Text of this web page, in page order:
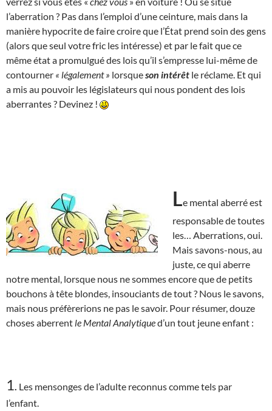
l’aberration ? Pas dans l’emploi d’une ceinture, mais dans la
manière hypocrite de faire croire que l’État prend soin des gens
(alors que seul votre fric les intéresse) et par le fait que ce
même état a promulgué des lois qu’il s’empresse lui-même de
contourner « légalement » lorsqueson intérêt le réclame. Et qui
a mis au pouvoir les législateurs qui nous pondent des lois
aberrantes ? Devinez !
Le mental aberré est
responsable de toutes
les… Aberrations, oui.
Mais savons-nous, au
juste, ce qui aberre
notre mental, lorsque nous ne sommes encore que de petits
bouchons à tête blondes, insouciants de tout ? Nous le savons,
mais nous préfèrerions ne pas le savoir. Pour résumer, douze
choses aberrent le Mental Analytiqued’un tout jeune enfant :
1
Les mensonges de l’adulte reconnus comme tels par
l’enfant.